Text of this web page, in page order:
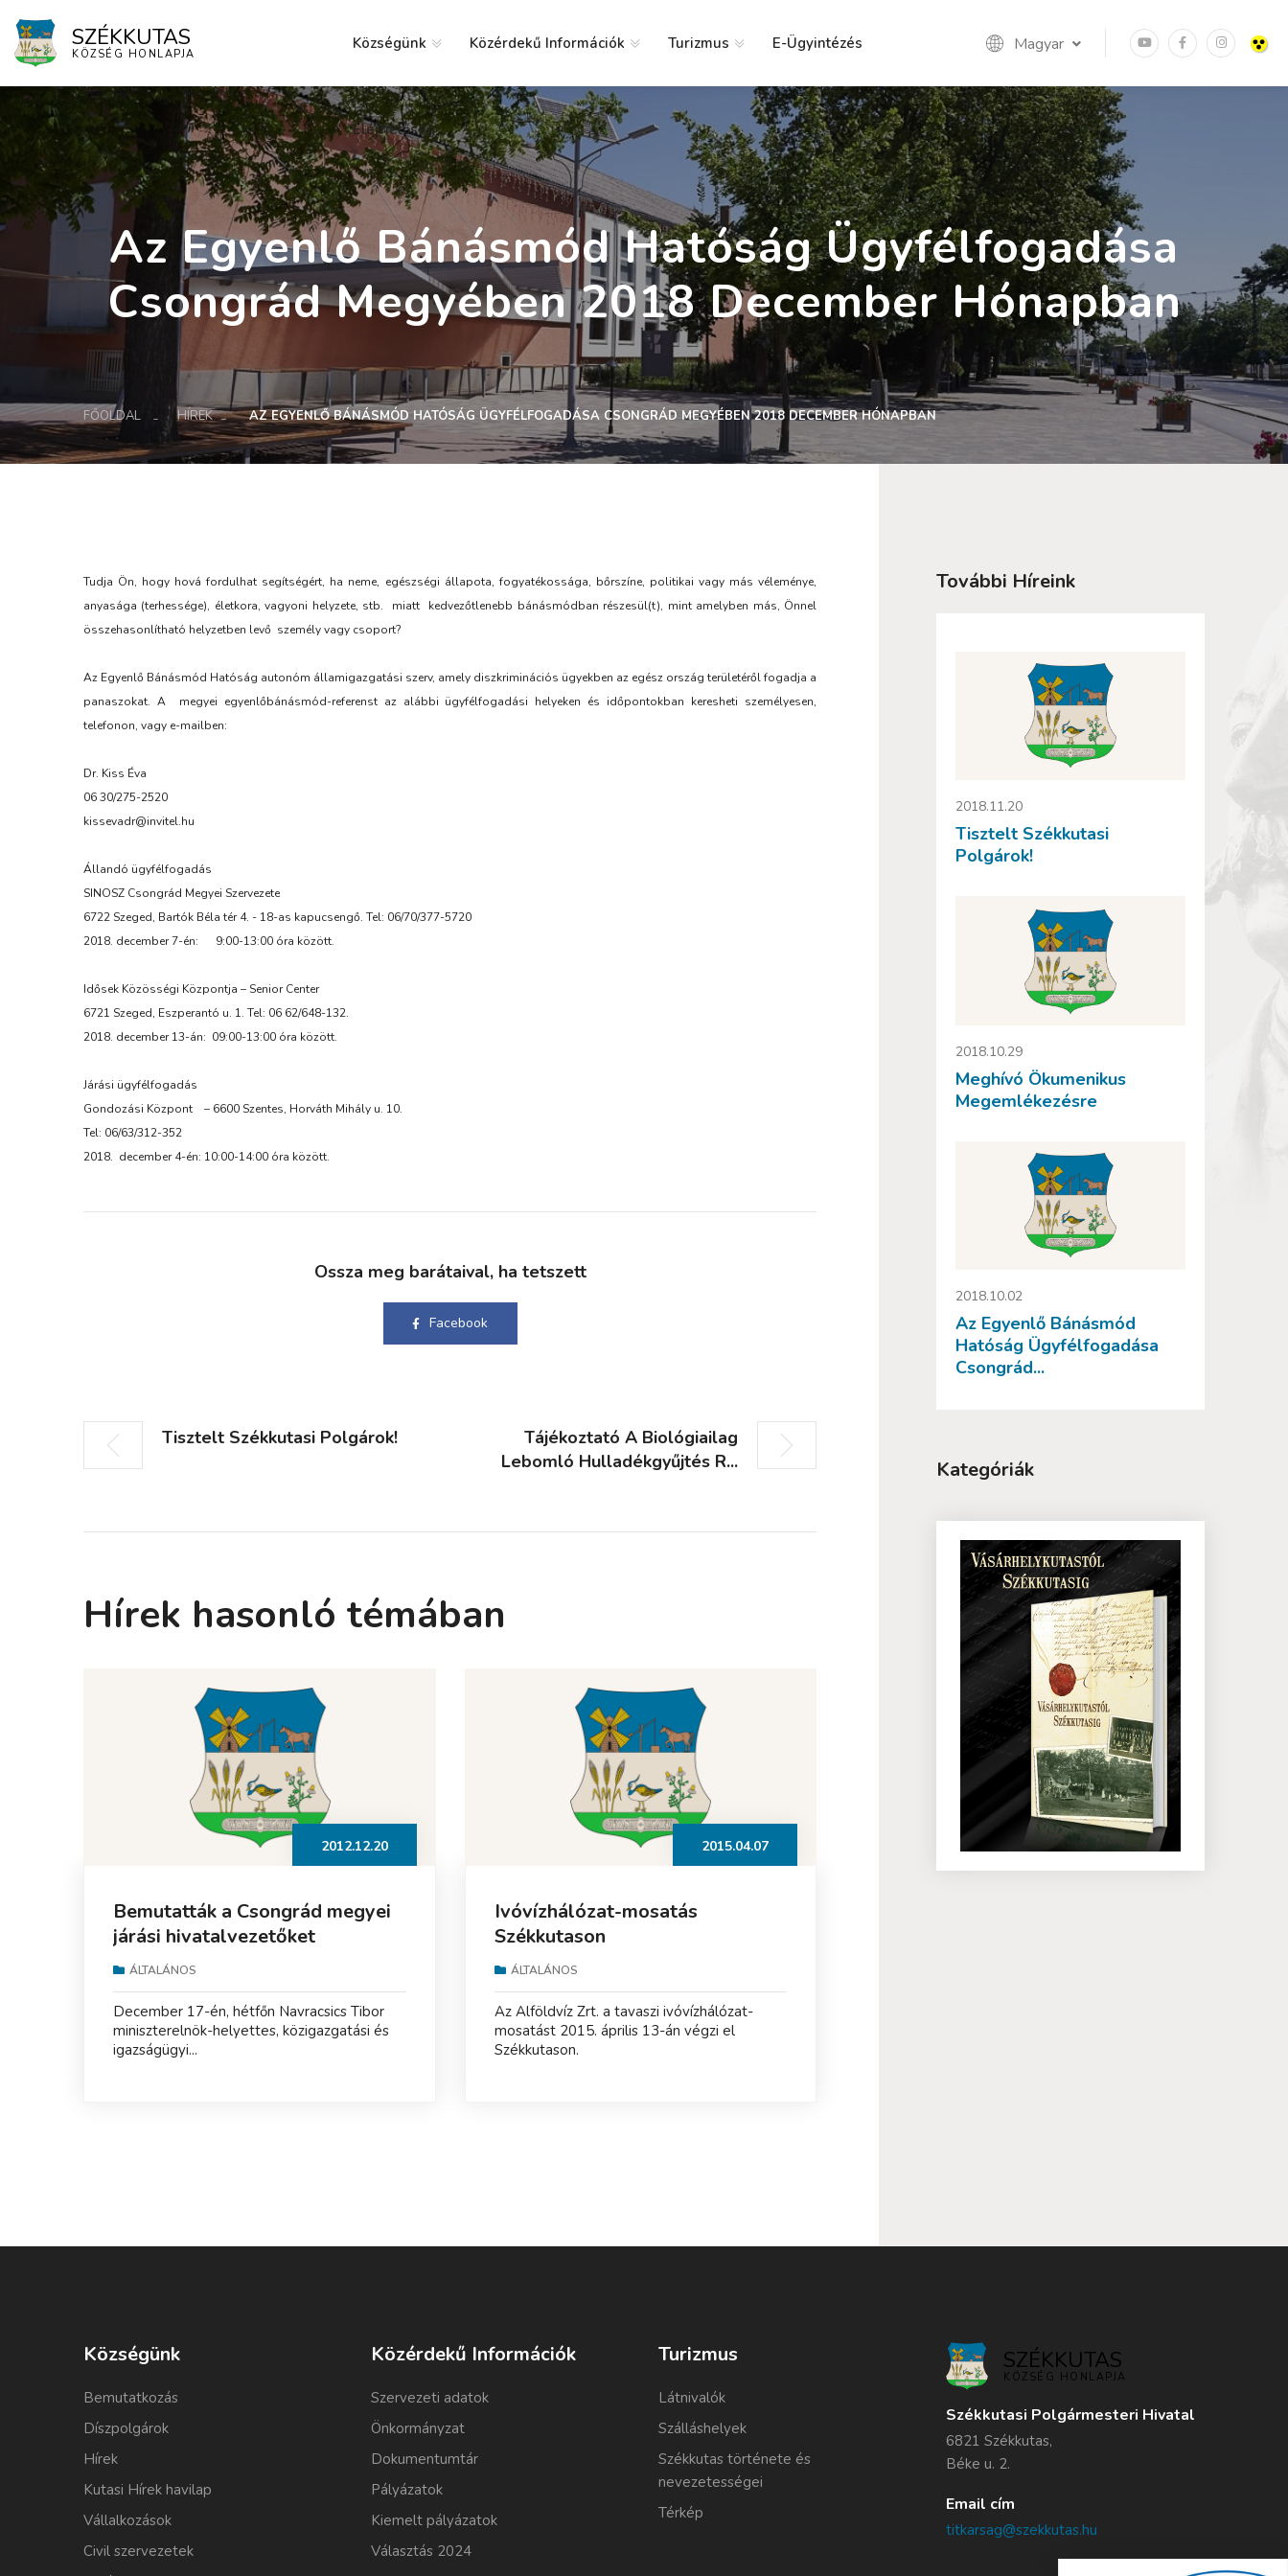
SZÉKKUTAS
KÖZSÉG HONLAPJA Magyar
Községünk Közérdekű Információk Turizmus E-Ügyintézés
Elérhetőség
Az Egyenlő Bánásmód Hatóság Ügyfélfogadása
Csongrád Megyében 2018 December Hónapban
FŐOLDAL HÍREK AZ EGYENLŐ BÁNÁSMÓD HATÓSÁG ÜGYFÉLFOGADÁSA CSONGRÁD MEGYÉBEN 2018 DECEMBER HÓNAPBAN
Tudja Ön, hogy hová fordulhat segítségért, ha neme, egészségi állapota, fogyatékossága, bőrszíne, politikai vagy más véleménye,
anyasága (terhessége), életkora, vagyoni helyzete, stb. miatt kedvezőtlenebb bánásmódban részesül(t), mint amelyben más, Önnel
összehasonlítható helyzetben levő személy vagy csoport?
Az Egyenlő Bánásmód Hatóság autonóm államigazgatási szerv, amely diszkriminációs ügyekben az egész ország területéről fogadja a
panaszokat. A megyei egyenlőbánásmód-referenst az alábbi ügyfélfogadási helyeken és időpontokban keresheti személyesen,
telefonon, vagy e-mailben:
Dr. Kiss Éva
06 30/275-2520
kissevadr@invitel.hu
Állandó ügyfélfogadás
SINOSZ Csongrád Megyei Szervezete
6722 Szeged, Bartók Béla tér 4. - 18-as kapucsengő. Tel: 06/70/377-5720
2018. december 7-én: 9:00-13:00 óra között.
Idősek Közösségi Központja – Senior Center
6721 Szeged, Eszperantó u. 1. Tel: 06 62/648-132.
2018. december 13-án: 09:00-13:00 óra között.
Járási ügyfélfogadás
Gondozási Központ – 6600 Szentes, Horváth Mihály u. 10.
Tel: 06/63/312-352
2018. december 4-én: 10:00-14:00 óra között.
Ossza meg barátaival, ha tetszett
Facebook
Tisztelt Székkutasi Polgárok!
Tájékoztató A Biológiailag
Lebomló Hulladékgyűjtés R...
Hírek hasonló témában
2012.12.20
Bemutatták a Csongrád megyei
járási hivatalvezetőket
ÁLTALÁNOS
December 17-én, hétfőn Navracsics Tibor
miniszterelnök-helyettes, közigazgatási és
igazságügyi...
2015.04.07
Ivóvízhálózat-mosatás
Székkutason
ÁLTALÁNOS
Az Alföldvíz Zrt. a tavaszi ivóvízhálózat-
mosatást 2015. április 13-án végzi el
Székkutason.
További Híreink
2018.11.20
Tisztelt Székkutasi
Polgárok!
2018.10.29
Meghívó Ökumenikus
Megemlékezésre
2018.10.02
Az Egyenlő Bánásmód
Hatóság Ügyfélfogadása
Csongrád...
Kategóriák
Községünk
Bemutatkozás
Díszpolgárok
Hírek
Kutasi Hírek havilap
Vállalkozások
Civil szervezetek
Közérdekű Információk
Szervezeti adatok
Önkormányzat
Dokumentumtár
Pályázatok
Kiemelt pályázatok
Választás 2024
Turizmus
Látnivalók
Szálláshelyek
Székkutas története és
nevezetességei
Térkép
SZÉKKUTAS
KÖZSÉG HONLAPJA
Székkutasi Polgármesteri Hivatal
6821 Székkutas,
Béke u. 2.
Email cím
titkarsag@szekkutas.hu